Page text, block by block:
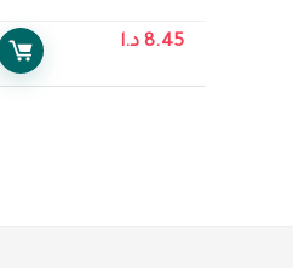
1 Nail Treatment
8.45 د.ا